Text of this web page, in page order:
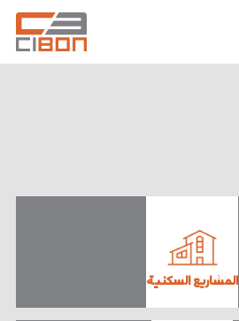
المشاريع السكنية